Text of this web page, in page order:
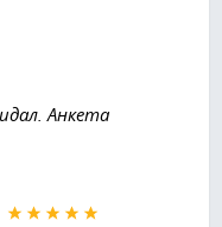
Анкета